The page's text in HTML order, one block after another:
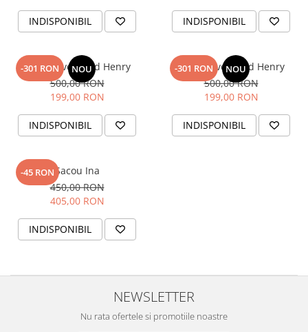
INDISPONIBIL INDISPONIBIL
-301 RON NOU
Sacou Oversized Henry
500,00 RON
199,00 RON
INDISPONIBIL
-301 RON NOU
Sacou Oversized Henry
500,00 RON
199,00 RON
INDISPONIBIL
-45 RON Sacou Ina
450,00 RON
405,00 RON
INDISPONIBIL
NEWSLETTER
Nu rata ofertele si promotiile noastre